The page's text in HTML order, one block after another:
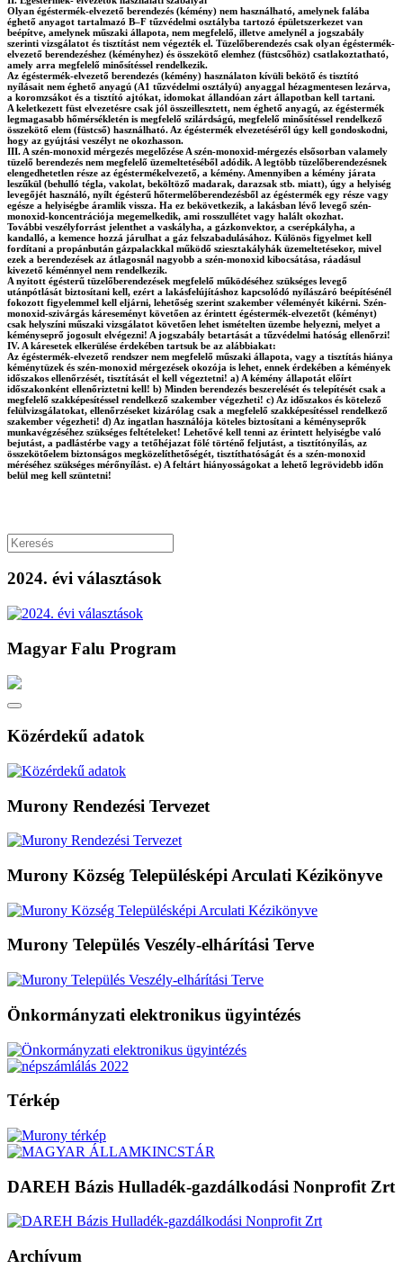
Olyan égéstermék-elvezető berendezés (kémény) nem használható, amelynek falába
éghető anyagot tartalmazó B–F tűzvédelmi osztályba tartozó épületszerkezet van
beépítve, amelynek műszaki állapota, nem megfelelő, illetve amelynél a jogszabály
szerinti vizsgálatot és tisztítást nem végezték el. Tüzelőberendezés csak olyan égéstermék-
elvezető berendezéshez (kéményhez) és összekötő elemhez (füstcsőhöz) csatlakoztatható,
amely arra megfelelő minősítéssel rendelkezik.
Az égéstermék-elvezető berendezés (kémény) használaton kívüli bekötő és tisztító
nyílásait nem éghető anyagú (A1 tűzvédelmi osztályú) anyaggal hézagmentesen lezárva,
a koromzsákot és a tisztító ajtókat, idomokat állandóan zárt állapotban kell tartani.
A keletkezett füst elvezetésre csak jól összeillesztett, nem éghető anyagú, az égéstermék
legmagasabb hőmérsékletén is megfelelő szilárdságú, megfelelő minősítéssel rendelkező
összekötő elem (füstcső) használható. Az égéstermék elvezetéséről úgy kell gondoskodni,
hogy az gyújtási veszélyt ne okozhasson.
III. A szén-monoxid mérgezés megelőzése A szén-monoxid-mérgezés elsősorban valamely
tüzelő berendezés nem megfelelő üzemeltetéséből adódik. A legtöbb tüzelőberendezésnek
elengedhetetlen része az égéstermékelvezető, a kémény. Amennyiben a kémény járata
leszűkül (behulló tégla, vakolat, beköltöző madarak, darazsak stb. miatt), úgy a helyiség
levegőjét használó, nyílt égésterű hőtermelőberendezésből az égéstermék egy része vagy
egésze a helyiségbe áramlik vissza. Ha ez bekövetkezik, a lakásban lévő levegő szén-
monoxid-koncentrációja megemelkedik, ami rosszullétet vagy halált okozhat.
További veszélyforrást jelenthet a vaskályha, a gázkonvektor, a cserépkályha, a
kandalló, a kemence hozzá járulhat a gáz felszabadulásához. Különös figyelmet kell
fordítani a propánbután gázpalackkal működő sziesztakályhák üzemeltetésekor, mivel
ezek a berendezések az átlagosnál nagyobb a szén-monoxid kibocsátása, ráadásul
kivezető kéménnyel nem rendelkezik.
A nyitott égésterű tüzelőberendezések megfelelő működéséhez szükséges levegő
utánpótlását biztosítani kell, ezért a lakásfelújításhoz kapcsolódó nyílászáró beépítésénél
fokozott figyelemmel kell eljárni, lehetőség szerint szakember véleményét kikérni. Szén-
monoxid-szivárgás káreseményt követően az érintett égéstermék-elvezetőt (kéményt)
csak helyszíni műszaki vizsgálatot követően lehet ismételten üzembe helyezni, melyet a
kéményseprő jogosult elvégezni! A jogszabály betartását a tűzvédelmi hatóság ellenőrzi!
IV. A káresetek elkerülése érdekében tartsuk be az alábbiakat:
Az égéstermék-elvezető rendszer nem megfelelő műszaki állapota, vagy a tisztítás hiánya
kéménytüzek és szén-monoxid mérgezések okozója is lehet, ennek érdekében a kémények
időszakos ellenőrzését, tisztítását el kell végeztetni! a) A kémény állapotát előírt
időszakonként ellenőriztetni kell! b) Minden berendezés beszerelését és telepítését csak a
megfelelő szakképesítéssel rendelkező szakember végezheti! c) Az időszakos és kötelező
felülvizsgálatokat, ellenőrzéseket kizárólag csak a megfelelő szakképesítéssel rendelkező
szakember végezheti! d) Az ingatlan használója köteles biztosítani a kéményseprők
munkavégzéséhez szükséges feltételeket! Lehetővé kell tenni az érintett helyiségbe való
bejutást, a padlástérbe vagy a tetőhéjazat fölé történő feljutást, a tisztítónyílás, az
összekötőelem biztonságos megközelíthetőségét, tisztíthatóságát és a szén-monoxid
méréséhez szükséges mérőnyílást. e) A feltárt hiányosságokat a lehető legrövidebb időn
belül meg kell szüntetni!
2024. évi választások
Magyar Falu Program
Közérdekű adatok
Murony Rendezési Tervezet
Murony Község Településképi Arculati Kézikönyve
Murony Település Veszély-elhárítási Terve
Önkormányzati elektronikus ügyintézés
Térkép
DAREH Bázis Hulladék-gazdálkodási Nonprofit Zrt
Archívum